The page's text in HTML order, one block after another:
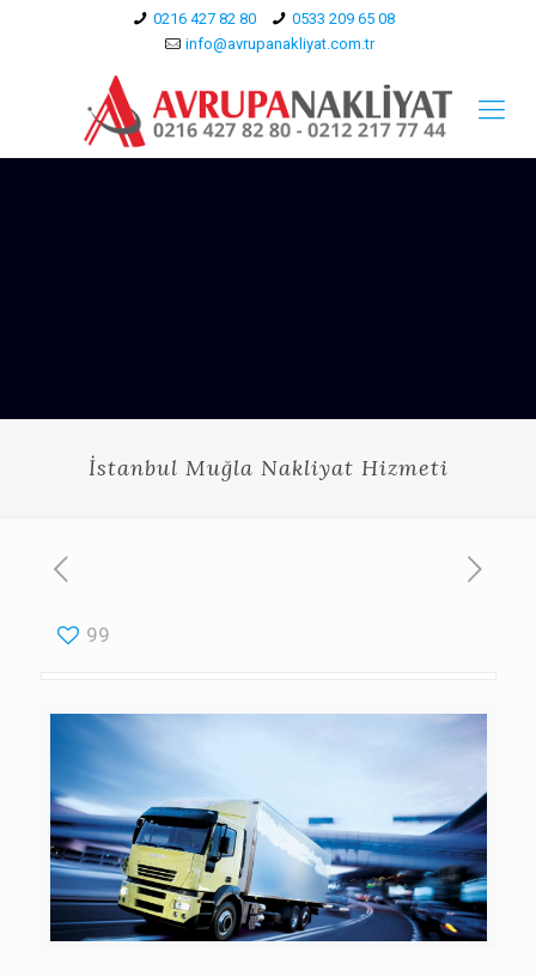
0216 427 82 80
0533 209 65 08
info@avrupanakliyat.com.tr
İstanbul Muğla Nakliyat Hizmeti
99